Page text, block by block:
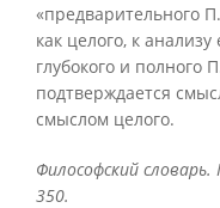
«предварительного
как целого, к
глубокого и полного
подтверждается
смыслом целого.
Философский
350.